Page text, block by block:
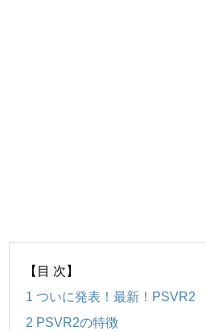
【目 次】
1 ついに発表！最新！PSVR2
2 PSVR2の特徴